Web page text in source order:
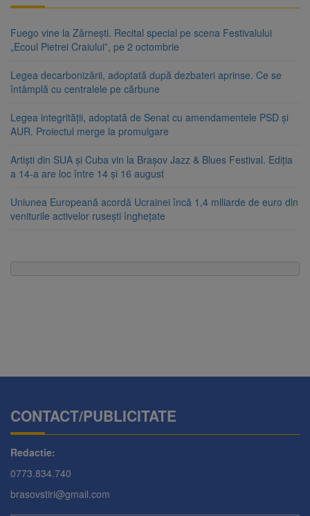
Fuego vine la Zărnești. Recital special pe scena Festivalului
„Ecoul Pietrei Craiului”, pe 2 octombrie
Legea decarbonizării, adoptată după dezbateri aprinse. Ce se
întâmplă cu centralele pe cărbune
Legea integrității, adoptată de Senat cu amendamentele PSD și
AUR. Proiectul merge la promulgare
Artiști din SUA și Cuba vin la Brașov Jazz & Blues Festival. Ediția
a 14-a are loc între 14 și 16 august
Uniunea Europeană acordă Ucrainei încă 1,4 miliarde de euro din
veniturile activelor rusești înghețate
CONTACT/PUBLICITATE
Redactie:
0773.834.740
brasovstiri@gmail.com